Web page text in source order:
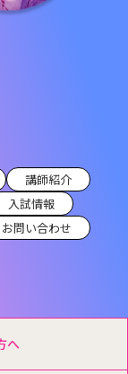
講師紹介
入試情報
お問い合わせ
へ